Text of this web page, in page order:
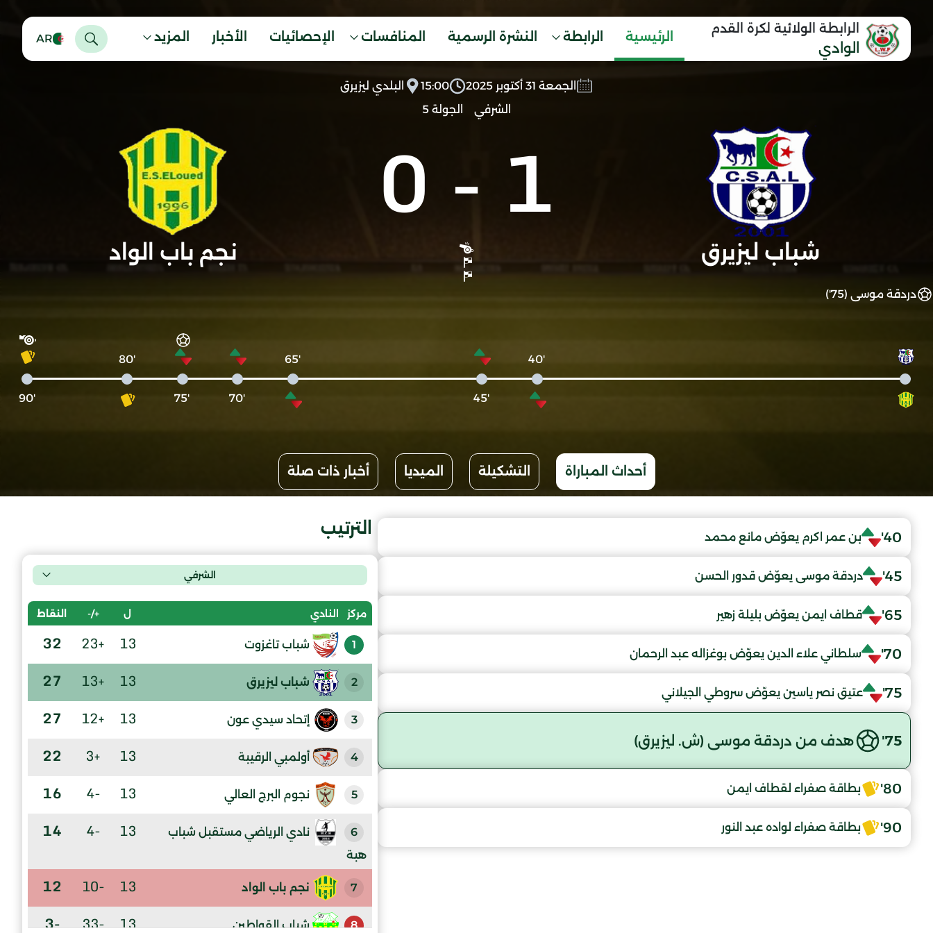
الرابطة الولائية لكرة القدم
الوادي
الرئيسية الرابطة النشرة الرسمية المنافسات الإحصائيات الأخبار المزيد AR
الجمعة 31 أكتوبر 2025 15:00
البلدي ليزيرق
الشرفي
الجولة 5
شباب ليزيرق
1
-
0
نجم باب الواد
دردقة موسى (75')
'40
'45
'65
'70
'75
'80
'90
أحداث المباراة التشكيلة الميديا أخبار ذات صلة
40' بن عمر اكرم يعوّض مانع محمد
45' دردقة موسى يعوّض قدور الحسن
65' قطاف ايمن يعوّض بليلة زهير
70' سلطاني علاء الدين يعوّض بوغزاله عبد الرحمان
75' عتيق نصر ياسين يعوّض سروطي الجيلاني
75' هدف من دردقة موسى (ش. ليزيرق)
80' بطاقة صفراء لقطاف ايمن
90' بطاقة صفراء لواده عبد النور
الترتيب
الشرفي
مركز النادي ل +/- النقاط
1 شباب تاغزوت 13
+23
32
2 شباب ليزيرق 13
+13
27
3 إتحاد سيدي عون 13
+12
27
4 أولمبي الرقيبة 13
+3
22
5 نجوم البرج العالي 13
-4
16
6
نادي الرياضي مستقبل شباب
هبة
13
-4
14
7 نجم باب الواد 13
-10
12
8 شباب القواطين 13
-33
-3